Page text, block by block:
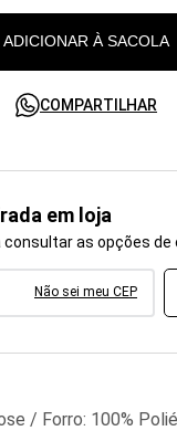
ADICIONAR À SACOLA
COMPARTILHAR
em loja
consultar as opções de
Não sei meu CEP
/ Forro: 100%